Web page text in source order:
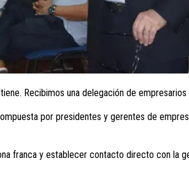
Recibimos una delegación de
por presidentes y gerentes de
franca y establecer contacto directo con la